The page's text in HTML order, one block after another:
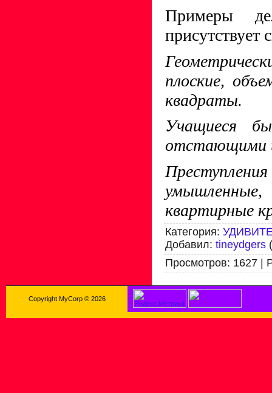
Примеры
присутствует
плоские,
квадраты.
Учащиеся
отстающими
квартирные
Категория:
Добавил: tineydgers
Просмотров: 1627 |
Copyright MyCorp © 2026